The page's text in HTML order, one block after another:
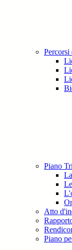
Percorsi
Piano
Atto
Piano